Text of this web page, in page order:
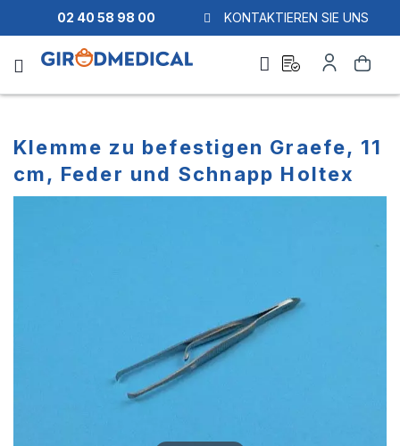
02 40 58 98 00 KONTAKTIEREN SIE UNS
Search
quote
Account
Klemme zu befestigen Graefe, 11
cm, Feder und Schnapp Holtex